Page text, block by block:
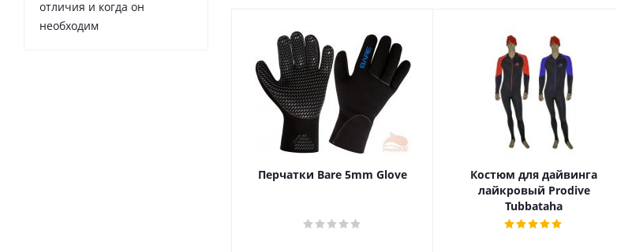
Перчатки Bare 5mm Glove
Костюм для дайвинга
лайкровый Prodive
Tubbataha
отличия и когда он
необходим